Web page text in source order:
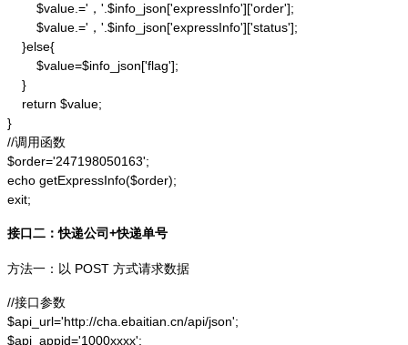
        $value.='，'.$info_json['expressInfo']['order'];
        $value.='，'.$info_json['expressInfo']['status'];
    }else{
        $value=$info_json['flag'];
    }
    return $value;
}
//调用函数
$order='247198050163';
echo getExpressInfo($order);
exit;
接口二：快递公司+快递单号
方法一：以 POST 方式请求数据
//接口参数
$api_url='http://cha.ebaitian.cn/api/json';
$api_appid='1000xxxx';